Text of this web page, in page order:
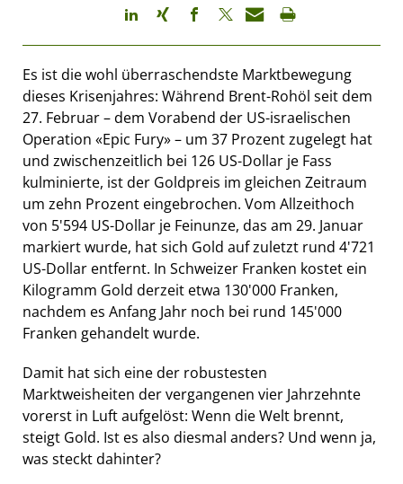
Es ist die wohl überraschendste Marktbewegung
dieses Krisenjahres: Während Brent-Rohöl seit dem
27. Februar – dem Vorabend der US-israelischen
Operation «Epic Fury» – um 37 Prozent zugelegt hat
und zwischenzeitlich bei 126 US-Dollar je Fass
kulminierte, ist der Goldpreis im gleichen Zeitraum
um zehn Prozent eingebrochen. Vom Allzeithoch
von 5'594 US-Dollar je Feinunze, das am 29. Januar
markiert wurde, hat sich Gold auf zuletzt rund 4'721
US-Dollar entfernt. In Schweizer Franken kostet ein
Kilogramm Gold derzeit etwa 130'000 Franken,
nachdem es Anfang Jahr noch bei rund 145'000
Franken gehandelt wurde.
Damit hat sich eine der robustesten
Marktweisheiten der vergangenen vier Jahrzehnte
vorerst in Luft aufgelöst: Wenn die Welt brennt,
steigt Gold. Ist es also diesmal anders? Und wenn ja,
was steckt dahinter?